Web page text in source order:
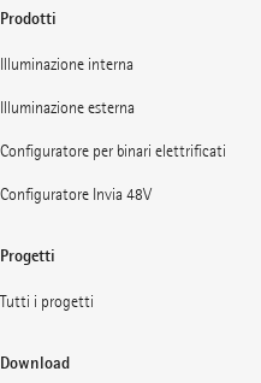
Prodotti
Illuminazione interna
Illuminazione esterna
Configuratore per binari elettrificati
Configuratore Invia 48V
Progetti
Tutti i progetti
Download